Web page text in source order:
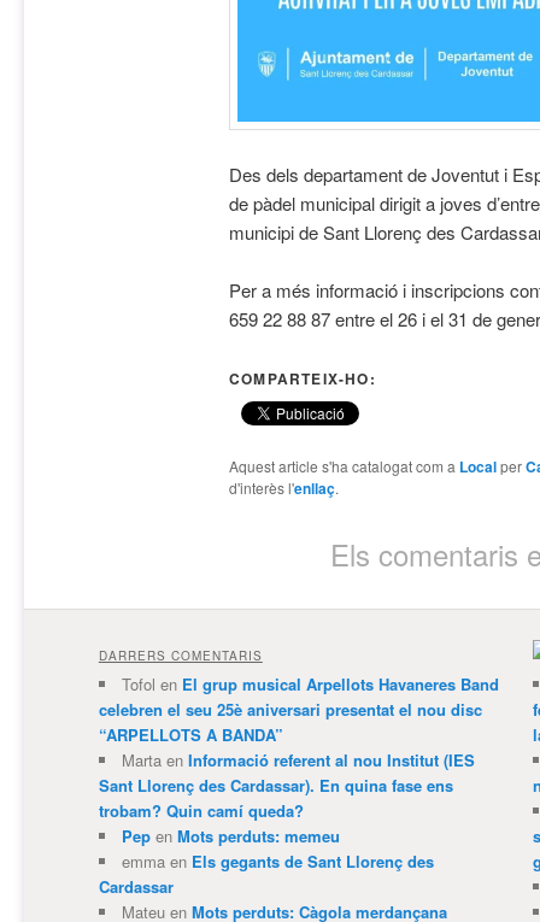
Des dels departament de Joventut i
de pàdel municipal dirigit a joves
municipi de Sant Llorenç des
Per a més informació i inscripcions
659 22 88 87 entre el 26 i el 31 de
COMPARTEIX-HO:
Aquest article s'ha catalogat com a Localper
d'interès l'enllaç.
Els comentaris
DARRERS COMENTARIS
Tofol en El grup musical Arpellots Havaneres Band
celebren el seu 25è aniversari presentat el nou disc
“ARPELLOTS A BANDA”
Martaen Informació referent al nou Institut (IES
Sant Llorenç des Cardassar). En quina fase ens
trobam? Quin camí queda?
Pepen Mots perduts: memeu
emmaen Els gegants de Sant Llorenç des
Cardassar
Mateuen Mots perduts: Càgola merdançana